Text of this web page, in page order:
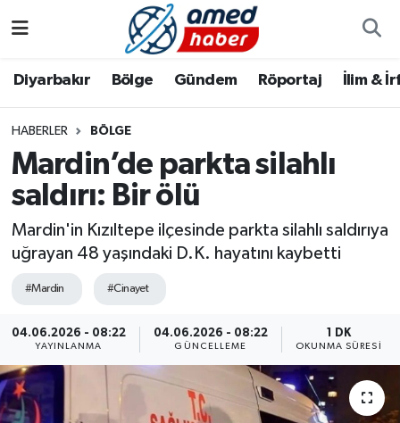
Diyarbakır Bölge Gündem Röportaj İlim &
HABERLER BÖLGE
Mardin’de parkta silahlı
saldırı: Bir ölü
Mardin'in Kızıltepe ilçesinde parkta silahlı saldırıya
uğrayan 48 yaşındaki D.K. hayatını kaybetti
#Mardin #Cinayet
04.06.2026 - 08:22
YAYINLANMA
04.06.2026 - 08:22
GÜNCELLEME
1 DK
OKUNMA SÜRESI
Bölge
Röportaj
Foto Galeri
Yazarlar
Aile
Asayiş
Bilim & Teknoloji
Bölge
Dünya
Eğitim
Diyarbakır Hava Durumu
Diyarbakır Namaz Vakitleri
Diyarbakır Trafik Yoğunluk Haritası
Süper Lig Puan Durumu ve Fikstür
Tüm Manşetler
Son Dakika Haberleri
Haber Arşivi